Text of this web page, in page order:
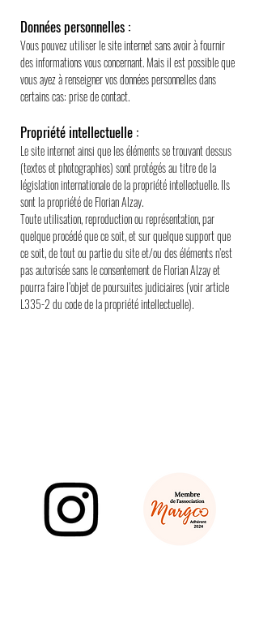
Données personnelles :
Vous pouvez utiliser le site internet sans avoir à fournir
des informations vous concernant. Mais il est possible que
vous ayez à renseigner vos données personnelles dans
certains cas: prise de contact.
Propriété intellectuelle :
Le site internet ainsi que les éléments se trouvant dessus
(textes et photographies) sont protégés au titre de la
législation internationale de la propriété intellectuelle. Ils
sont la propriété de Florian Alzay.
Toute utilisation, reproduction ou représentation, par
quelque procédé que ce soit, et sur quelque support que
ce soit, de tout ou partie du site et/ou des éléments n’est
pas autorisée sans le consentement de Florian Alzay et
pourra faire l’objet de poursuites judiciaires (voir article
L335-2 du code de la propriété intellectuelle).